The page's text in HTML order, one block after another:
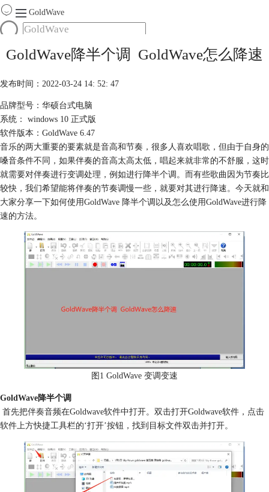
GoldWave
产品
购买
GoldWave降半个调 GoldWave怎么降速
发布时间：2022-03-24 14: 52: 47
品牌型号：华硕台式电脑
系统： windows 10 正式版
软件版本：GoldWave 6.47
音乐的两大重要的要素就是音高和节奏，很多人喜欢唱歌，但由于自身的
嗓音条件不同，如果伴奏的音高太高太低，唱起来就非常的不舒服，这时
就需要对伴奏进行变调处理，例如进行降半个调。而有些歌曲因为节奏比
较快，我们希望能将伴奏的节奏调慢一些，就要对其进行降速。今天就和
大家分享一下如何使用GoldWave 降半个调以及怎么使用GoldWave进行降
速的方法。
图1 GoldWave 变调变速
GoldWave降半个调
首先把伴奏音频在Goldwave软件中打开。双击打开Goldwave软件，点击
软件上方快捷工具栏的‘打开’按钮，找到目标文件双击并打开。